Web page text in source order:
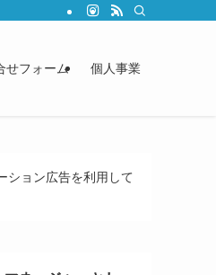
せフォーム 個人事業
ション広告を利用して